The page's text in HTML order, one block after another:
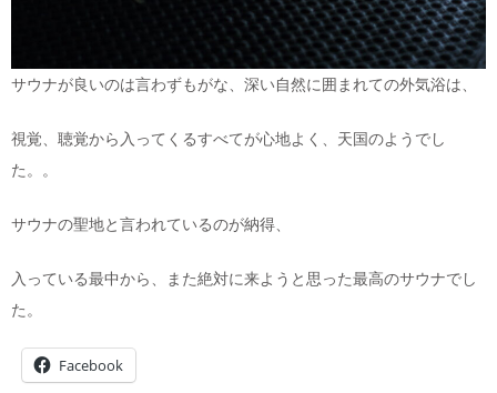
サウナが良いのは言わずもがな、深い自然に囲まれての外気浴は、
視覚、聴覚から入ってくるすべてが心地よく、天国のようでし
た。。
サウナの聖地と言われているのが納得、
入っている最中から、また絶対に来ようと思った最高のサウナでし
た。
Facebook